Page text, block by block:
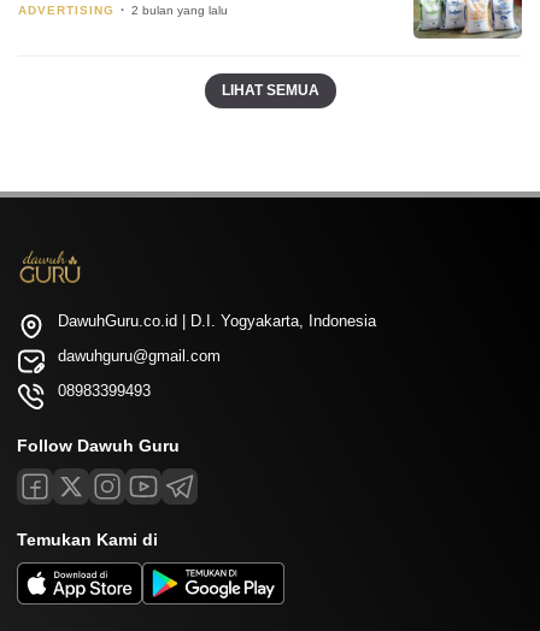
ADVERTISING 2 bulan yang lalu
LIHAT SEMUA
DawuhGuru.co.id | D.I. Yogyakarta, Indonesia
dawuhguru@gmail.com
08983399493
Follow Dawuh Guru
Temukan Kami di